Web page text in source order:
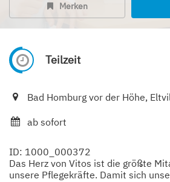
Merken
Teilzeit
Bad Homburg vor der Höhe,
ab sofort
ID: 1000_000372
Das Herz von Vitos ist die größte
unsere Pflegekräfte. Damit sich